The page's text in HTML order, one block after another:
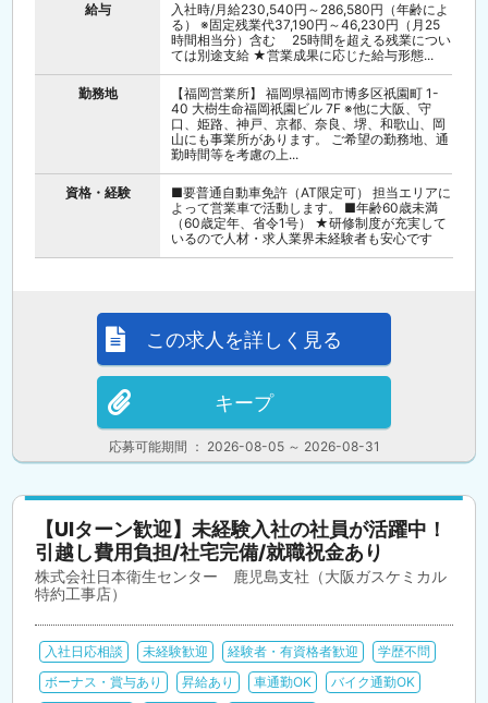
給与
入社時/月給230,540円～286,580円（年齢によ
る） ※固定残業代37,190円～46,230円（月25
時間相当分）含む 25時間を超える残業につい
ては別途支給 ★営業成果に応じた給与形態...
勤務地
【福岡営業所】 福岡県福岡市博多区祇園町 1-
40 大樹生命福岡祇園ビル 7F ※他に大阪、守
口、姫路、神戸、京都、奈良、堺、和歌山、岡
山にも事業所があります。 ご希望の勤務地、通
勤時間等を考慮の上...
資格・経験
■要普通自動車免許（AT限定可） 担当エリアに
よって営業車で活動します。 ■年齢60歳未満
（60歳定年、省令1号） ★研修制度が充実して
いるので人材・求人業界未経験者も安心です
応募可能期間 ： 2026-08-05 ～ 2026-08-31
この求人を詳しく見る
キープ
【UIターン歓迎】未経験入社の社員が活躍中！
引越し費用負担/社宅完備/就職祝金あり
株式会社日本衛生センター 鹿児島支社（大阪ガスケミカル
特約工事店）
入社日応相談 未経験歓迎 経験者・有資格者歓迎
学歴不問
ボーナス・賞与あり
昇給あり 車通勤OK
バイク通勤OK